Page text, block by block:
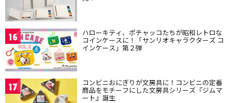
16 ハローキティ、ポチャッコたちが昭和レトロな
コインケースに！「サンリオキャラクターズ コ
インケース」第２弾
17 コンビニおにぎりが文房具に！コンビニの定番
商品をモチーフにした文房具シリーズ『ジムマ
ート』誕生